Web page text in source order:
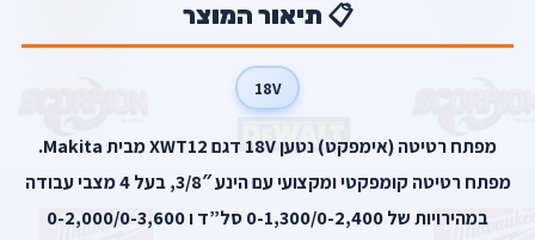
📋 תיאור המוצר
18V
מפתח רטיטה (אימפקט) נטען 18V דגם XWT12 מבית Makita.
מפתח רטיטה קומפקטי ומקצועי עם הינע 3/8″, בעל 4 מצבי עבודה
במהירויות של 0-1,300/0-2,400 סל”ד ו 0-2,000/0-3,600